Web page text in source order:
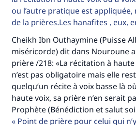
ou l’autre pratique est appliquée,
de la prières.Les hanafites , eux,
Cheikh Ibn Outhaymine (Puisse
miséricorde) dit dans Nouroune
prière /218: «La récitation à
n’est pas obligatoire mais elle
quelqu’un récite à voix basse là
haute voix, sa prière n’en serait
Prophète (Bénédiction et salut
Point de prière pour celui qui
Aidez nous à apporter
Le Messager d'Allah (Paix
même récompense que
(MOUSLIM
Soutenez